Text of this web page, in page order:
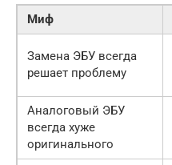
Миф
Замена ЭБУ всегда
решает проблему
Аналоговый ЭБУ
всегда хуже
оригинального